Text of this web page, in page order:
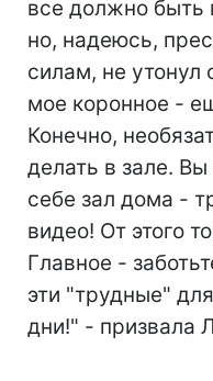
все должно быть
но, надеюсь,
силам, не утонул
мое коронное -
Конечно,
делать в зале.
себе зал дома -
видео! От этого
Главное -
эти "трудные"
дни!" - призвала